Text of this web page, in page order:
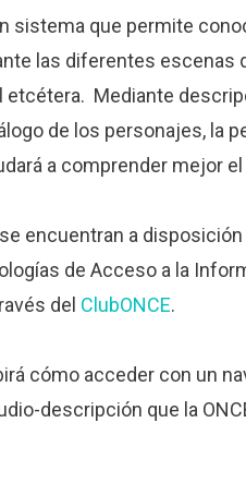
sistema que permite
las diferentes escenas
etcétera. Mediante
de los personajes, la
a comprender mejor
encuentran a disposición
de Acceso a la
del ClubONCE.
cómo acceder con un
descripción que la